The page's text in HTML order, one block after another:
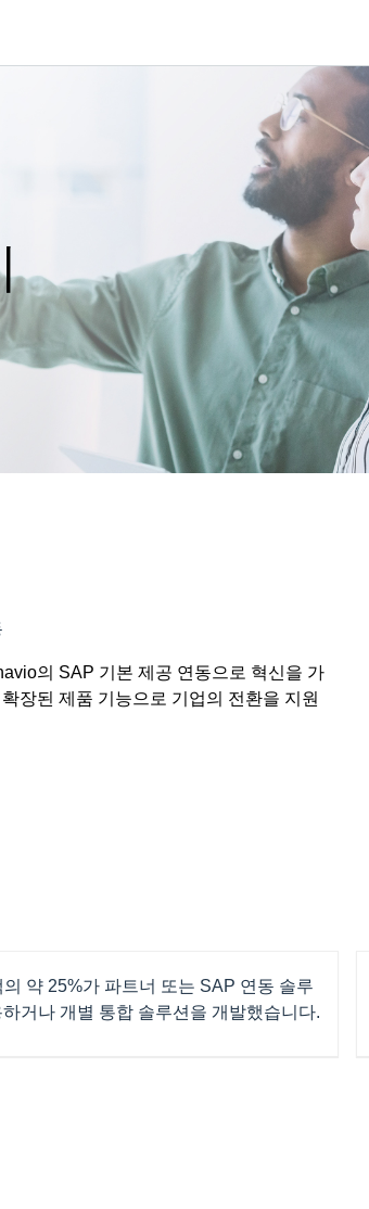
의 SAP 기본 제공 연동으로 혁신을 가
장된 제품 기능으로 기업의 전환을 지원
약 25%가 파트너 또는 SAP 연동 솔루
거나 개별 통합 솔루션을 개발했습니다.